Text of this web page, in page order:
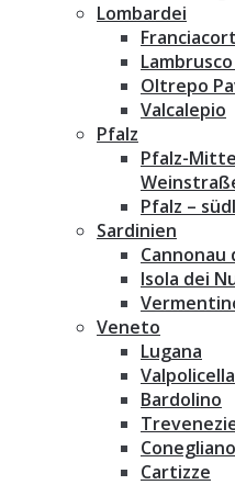
Lombardei
Oltrepo
Valcalepio
Pfalz
Pfalz-
Pfalz –
Sardinien
Cannonau
Isola dei
Veneto
Lugana
Valpolicella
Bardolino
Cartizze